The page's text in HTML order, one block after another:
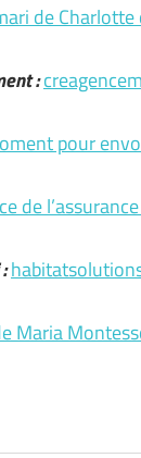
de
:
pour
de
Maria